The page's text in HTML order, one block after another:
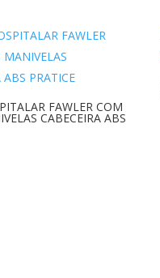
FAWLER COM
CABECEIRA ABS